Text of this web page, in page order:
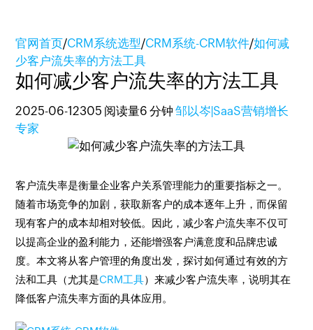
官网首页/CRM系统选型/CRM系统-CRM软件/如何减
少客户流失率的方法工具
如何减少客户流失率的方法工具
2025-06-12305 阅读量6 分钟 邹以岑|SaaS营销增长
专家
客户流失率是衡量企业客户关系管理能力的重要指标之一。
随着市场竞争的加剧，获取新客户的成本逐年上升，而保留
现有客户的成本却相对较低。因此，减少客户流失率不仅可
以提高企业的盈利能力，还能增强客户满意度和品牌忠诚
度。本文将从客户管理的角度出发，探讨如何通过有效的方
法和工具（尤其是CRM工具）来减少客户流失率，说明其在
降低客户流失率方面的具体应用。